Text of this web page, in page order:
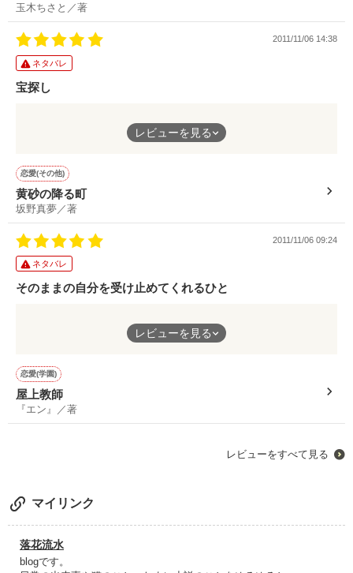
でもなぜかお互い気になる
恋の予感
―Nov.2011→Dec.2011―
※ちょっと可愛い感じ？の
作品を読む
そんなふたりの間に
合コン誘われて
他の男子に言い寄られたり？
しないでっ！
Dec.2011→Dec.2012
玉木ちさと／著
2011/11/06 14:38
ネタバレ
宝探し
人生なんて思いようによって善でも悪にでも変わるもの 奈落の
底に突き落とされ黄砂にまみれとんでもないと思っていてもそれ
勝ち
レビューを見る
恋愛(その他)
黄砂の降る町
坂野真夢／著
2011/11/06 09:24
ネタバレ
そのままの自分を受け止めてくれるひと
そんなひとに出逢えたらすごく幸運だと思う この話中の杏もそ
のひとり 安葉先生と接することにより屋上から落ちたのは今ま
レビューを見る
恋愛(学園)
屋上教師
『エン』／著
レビューをすべて見る
マイリンク
落花流水
blogです。